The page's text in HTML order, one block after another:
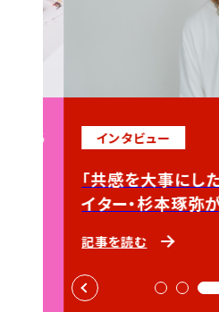
インタビュー
「共感を大事にした
イター・杉本琢弥
記事を読む